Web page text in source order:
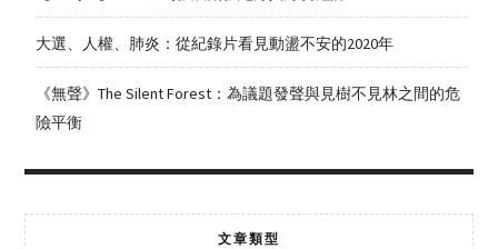
大選、人權、肺炎：從紀錄片看見動盪不安的2020年
《無聲》The Silent Forest：為議題發聲與見樹不見林之間的危
險平衡
文章類型